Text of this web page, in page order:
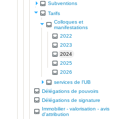
Subventions
Tarifs
Colloques et
manifestations
2022
2023
2024
2025
2026
services de l'UB
Délégations de pouvoirs
Délégations de signature
Immobilier - valorisation - avis
d'attribution